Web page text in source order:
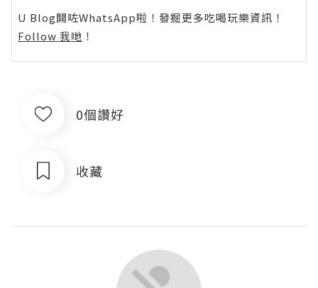
U Blog開咗WhatsApp啦！發掘更多吃喝玩樂資訊！
Follow 我哋 ！
0個讚好
收藏